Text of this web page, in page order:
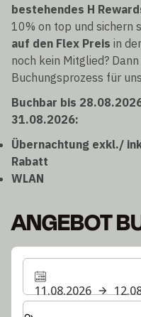
bestehendes H
10% on top und sichern
auf den Flex Preis in
noch kein Mitglied?
Buchungsprozess für
Buchbar bis
31.08.2026:
Übernachtung exkl./
Rabatt
WLAN
ANGEBOT
11.08.2026
Wählen Sie die